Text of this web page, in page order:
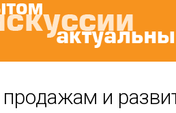
продажам и